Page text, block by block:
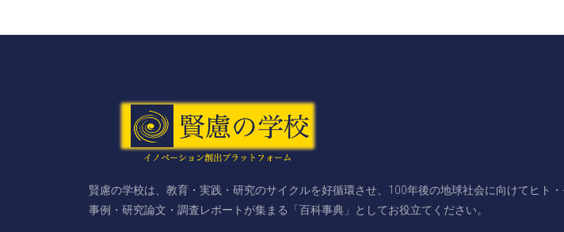
賢慮の学校は、教育・実践・研究のサイクルを好循環させ、100年後の地球社会に向けてヒト
事例・研究論文・調査レポートが集まる「百科事典」としてお役立てください。